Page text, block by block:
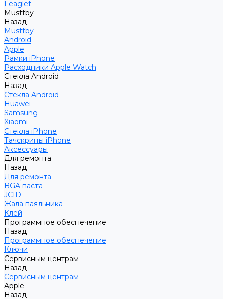
Feaglet
Musttby
Назад
Musttby
Android
Apple
Рамки iPhone
Расходники Apple Watch
Стекла Android
Назад
Стекла Android
Huawei
Samsung
Xiaomi
Стекла iPhone
Тачскрины iPhone
Аксессуары
Для ремонта
Назад
Для ремонта
BGA паста
JCID
Жала паяльника
Клей
Программное обеспечение
Назад
Программное обеспечение
Ключи
Сервисным центрам
Назад
Сервисным центрам
Apple
Назад